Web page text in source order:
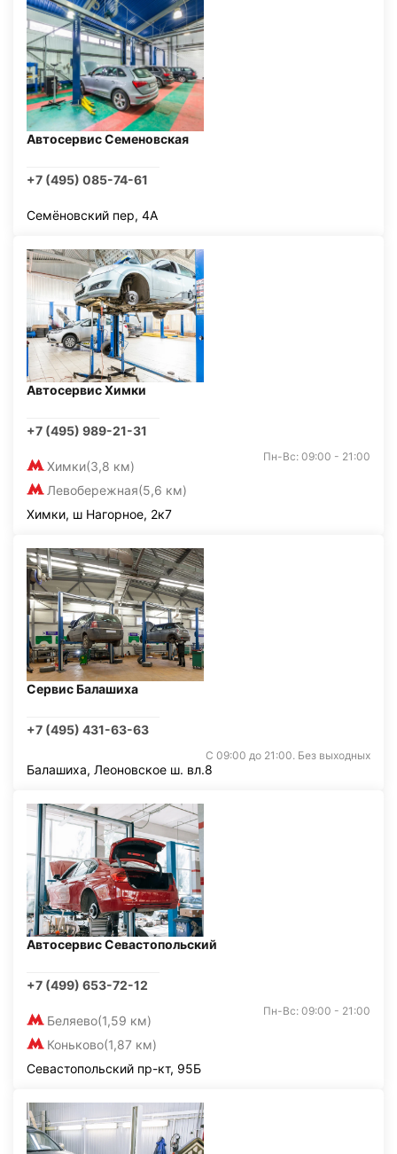
Автосервис Семеновская
+7 (495) 085-74-61
Семёновский пер, 4А
Автосервис Химки
+7 (495) 989-21-31
Химки(3,8 км)
Левобережная(5,6 км)
Пн-Вс: 09:00 - 21:00
Химки, ш Нагорное, 2к7
Сервис Балашиха
+7 (495) 431-63-63
С 09:00 до 21:00. Без выходных
Балашиха, Леоновское ш. вл.8
Автосервис Севастопольский
+7 (499) 653-72-12
Беляево(1,59 км)
Коньково(1,87 км)
Пн-Вс: 09:00 - 21:00
Севастопольский пр-кт, 95Б